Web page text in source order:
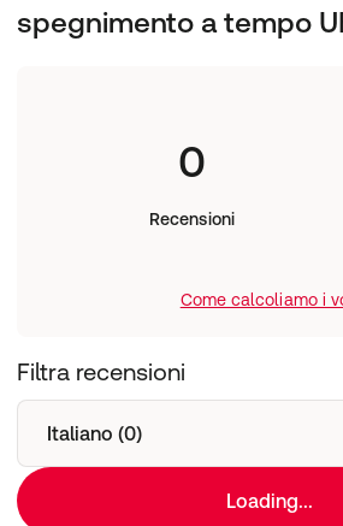
spegnimento a tempo
0
Recensioni
Come calcoliamo i
Filtra recensioni
Italiano (0)
Loading...